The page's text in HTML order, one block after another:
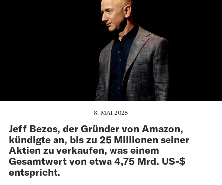
8. MAI 2025
Jeff Bezos, der Gründer von Amazon,
kündigte an, bis zu 25 Millionen seiner
Aktien zu verkaufen, was einem
Gesamtwert von etwa 4,75 Mrd. US-$
entspricht.